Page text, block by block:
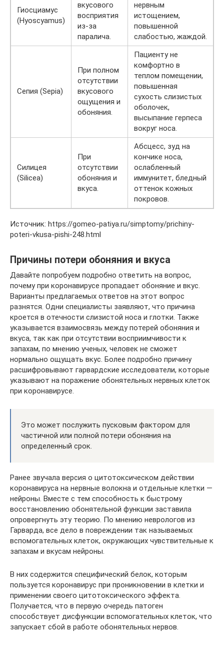
Гиосциамус
(Hyoscyamus)
вкусового
восприятия
из-за
паралича.
нервным
истощением,
повышенной
слабостью, жаждой.
Сепия (Sepia)
При полном
отсутствии
вкусового
ощущения и
обоняния.
Пациенту не
комфортно в
теплом помещении,
повышенная
сухость слизистых
оболочек,
высыпание герпеса
вокруг носа.
Силицея
(Silicea)
При
отсутствии
обоняния и
вкуса.
Абсцесс, зуд на
кончике носа,
ослабленный
иммунитет, бледный
оттенок кожных
покровов.
Источник: https://gomeo-patiya.ru/simptomy/prichiny-
poteri-vkusa-pishi-248.html
Причины потери обоняния и вкуса
Давайте попробуем подробно ответить на вопрос,
почему при коронавирусе пропадает обоняние и вкус.
Варианты предлагаемых ответов на этот вопрос
разнятся. Одни специалисты заявляют, что причина
кроется в отечности слизистой носа и глотки. Также
указывается взаимосвязь между потерей обоняния и
вкуса, так как при отсутствии восприимчивости к
запахам, по мнению ученых, человек не сможет
нормально ощущать вкус. Более подробно причину
расшифровывают гарвардские исследователи, которые
указывают на поражение обонятельных нервных клеток
при коронавирусе.
Это может послужить пусковым фактором для
частичной или полной потери обоняния на
определенный срок.
Ранее звучала версия о цитотоксическом действии
коронавируса на нервные волокна и отдельные клетки —
нейроны. Вместе с тем способность к быстрому
восстановлению обонятельной функции заставила
опровергнуть эту теорию. По мнению неврологов из
Гарварда, все дело в повреждении так называемых
вспомогательных клеток, окружающих чувствительные к
запахам и вкусам нейроны.
В них содержится специфический белок, которым
пользуется коронавирус при проникновении в клетки и
применении своего цитотоксического эффекта.
Получается, что в первую очередь патоген
способствует дисфункции вспомогательных клеток, что
запускает сбой в работе обонятельных нервов.